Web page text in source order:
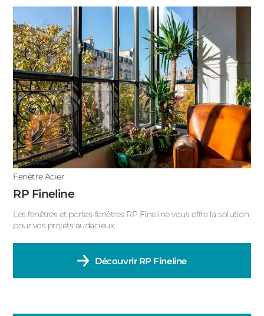
Porte fenêtre
Porte fenêtre oscillo battant
Porte fenêtre fixe
Porte fenêtre coulissante
Porte fenêtre avec soubassement
Porte fenêtre accordéon
Porte fenêtre à galandage
Porte fenêtre 4 vantaux
Porte fenêtre 2 vantaux
Fenêtre oscillo-battant
Fenêtre Acier
RP Fineline
Les fenêtres et portes-fenêtres RP Fineline vous offre la solution
pour vos projets audacieux.
Découvrir RP Fineline
ACIER